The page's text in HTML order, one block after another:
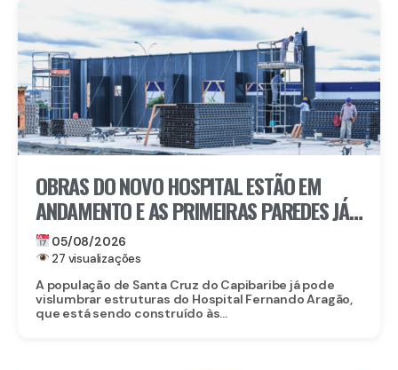
OBRAS DO NOVO HOSPITAL ESTÃO EM
ANDAMENTO E AS PRIMEIRAS PAREDES JÁ
ESTÃO SENDO ERGUIDAS
05/08/2026
27 visualizações
A população de Santa Cruz do Capibaribe já pode
vislumbrar estruturas do Hospital Fernando Aragão,
que está sendo construído às...